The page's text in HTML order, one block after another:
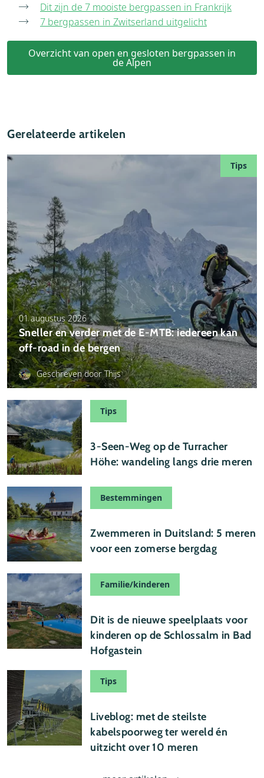
Dit zijn de 7 mooiste bergpassen in Frankrijk
7 bergpassen in Zwitserland uitgelicht
Overzicht van open en gesloten bergpassen in
de Alpen
Gerelateerde artikelen
Tips
01 augustus 2026
Sneller en verder met de E-MTB: iedereen kan
off-road in de bergen
Geschreven door Thijs
Tips
3-Seen-Weg op de Turracher
Höhe: wandeling langs drie meren
Bestemmingen
Zwemmeren in Duitsland: 5 meren
voor een zomerse bergdag
Familie/kinderen
Dit is de nieuwe speelplaats voor
kinderen op de Schlossalm in Bad
Hofgastein
Tips
Liveblog: met de steilste
kabelspoorweg ter wereld én
uitzicht over 10 meren